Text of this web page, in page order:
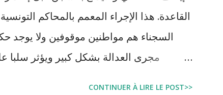
السجناء هم مواطنين موقوفين ولا يوجد
مجرى العدالة بشكل كبير ويؤثر سلبا
CONTINUER À LIRE LE POST>>